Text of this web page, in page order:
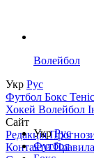
Волейбол
Укр Рус
Футбол Бокс Теніс
Хокей Волейбол
Сайт
Редакція
Контакти
УкрРус
Футбол